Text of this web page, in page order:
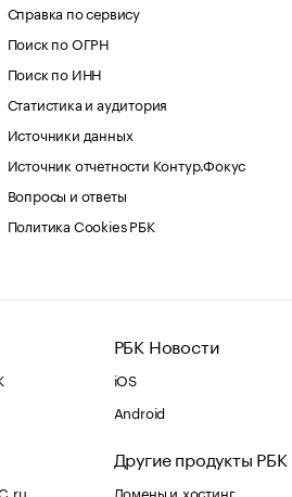
Справка по сервису
Поиск по ОГРН
Поиск по ИНН
Статистика и аудитория
Источники данных
Источник отчетности Контур.Фокус
Вопросы и ответы
Политика Cookies РБК
РБК Новости
iOS
Android
Другие продукты РБК
Домены и хостинг